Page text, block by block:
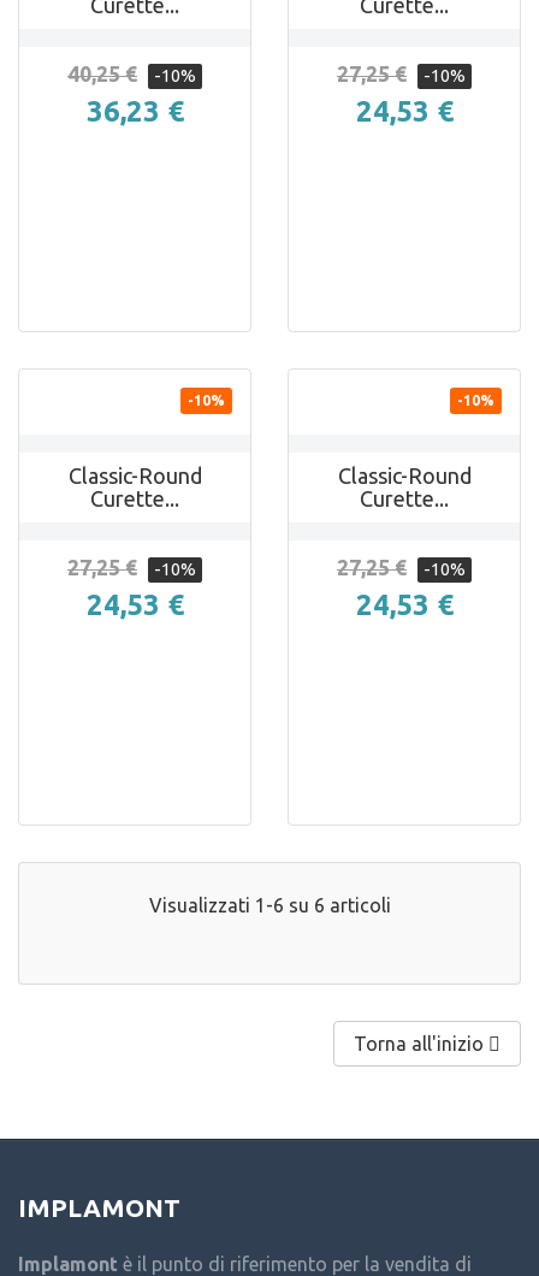
40,25 € -10%
36,23 €
27,25 € -10%
24,53 €
-10%

Classic-Round
Curette...
27,25 € -10%
24,53 €
-10%

Classic-Round
Curette...
27,25 € -10%
24,53 €
Visualizzati 1-6 su 6 articoli
Torna all'inizio 
IMPLAMONT
Implamont è il punto di riferimento per la vendita di